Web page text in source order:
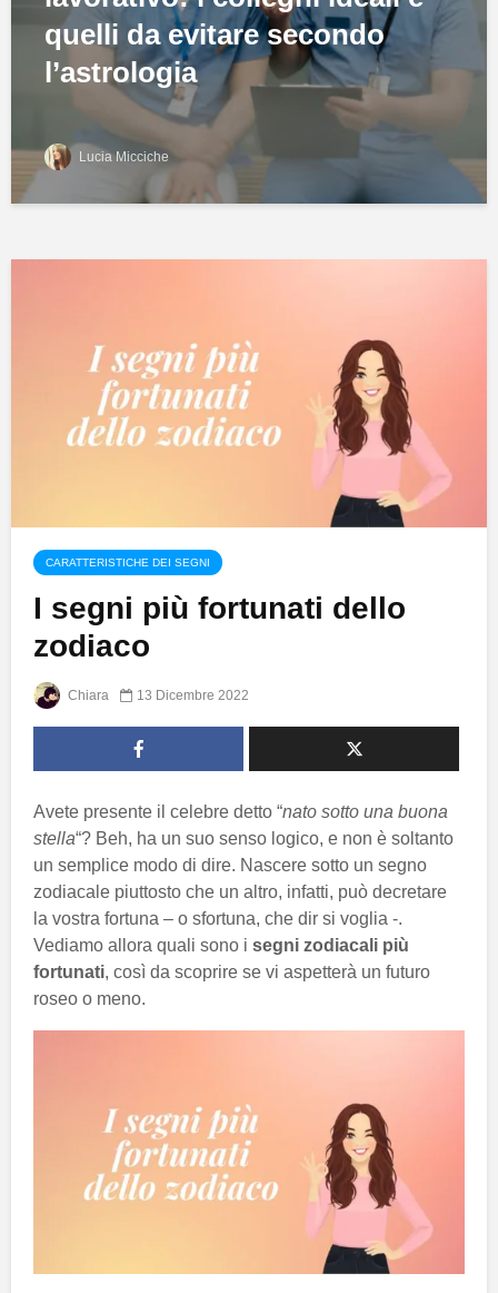
quelli da evitare secondo
l’astrologia
Lucia Micciche
CARATTERISTICHE DEI SEGNI
I segni più fortunati dello
zodiaco
Chiara 13 Dicembre 2022
Avete presente il celebre detto “nato sotto una buona
stella“? Beh, ha un suo senso logico, e non è soltanto
un semplice modo di dire. Nascere sotto un segno
zodiacale piuttosto che un altro, infatti, può decretare
la vostra fortuna – o sfortuna, che dir si voglia -.
Vediamo allora quali sono i segni zodiacali più
fortunati, così da scoprire se vi aspetterà un futuro
roseo o meno.